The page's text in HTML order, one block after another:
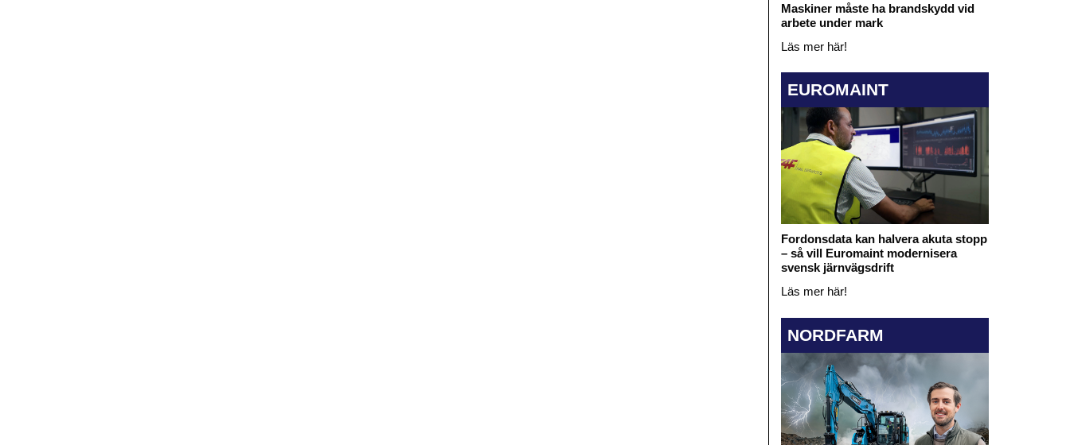
Maskiner måste ha brandskydd vid
arbete under mark
Läs mer här!
EUROMAINT
Fordonsdata kan halvera akuta stopp
– så vill Euromaint modernisera
svensk järnvägsdrift
Läs mer här!
NORDFARM